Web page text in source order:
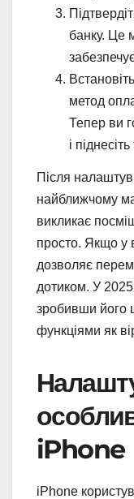
банку. Це
метод
Тепер ви
і
Після
найближчому
викликає
просто. Якщо у
дозволяє
дотиком. У
зробивши його
функціями як
iPhone
iPhone